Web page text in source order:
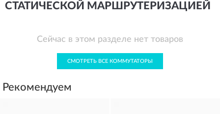
СТАТИЧЕСКОЙ МАРШРУТЕРИЗАЦИЕЙ
Сейчас в этом разделе нет товаров
СМОТРЕТЬ ВСЕ КОММУТАТОРЫ
Рекомендуем